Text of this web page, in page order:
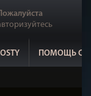
ПОМОЩЬ